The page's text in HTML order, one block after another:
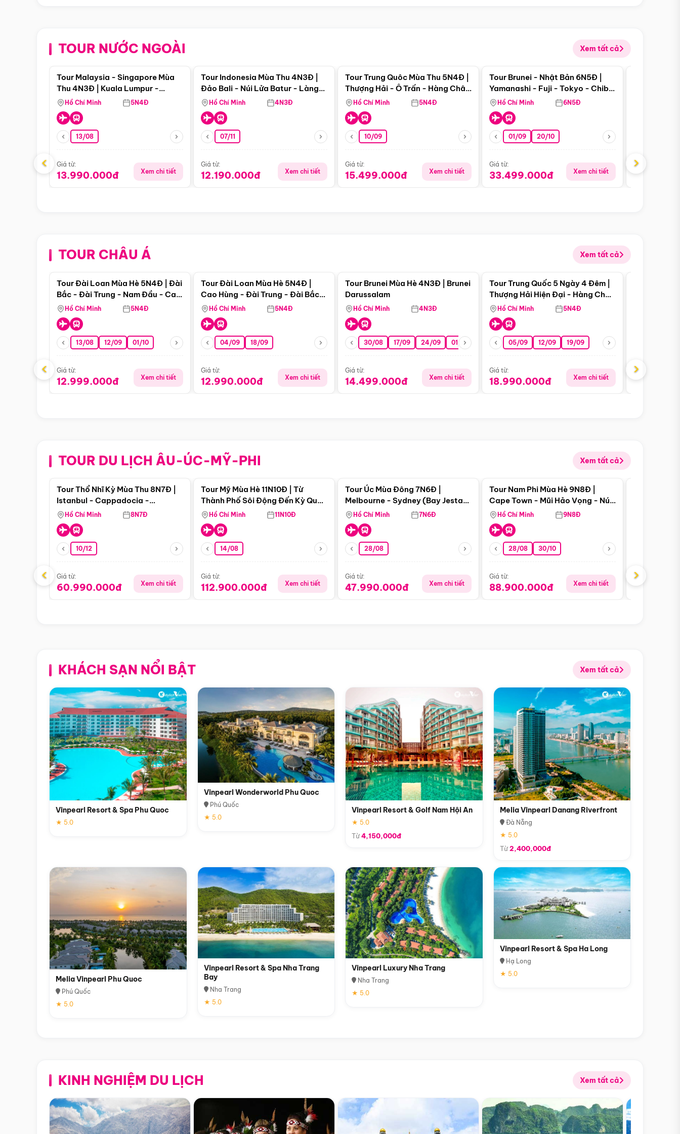
TOUR NƯỚC NGOÀI Xem tất cả
Điểm nổi bật
Tour Malaysia - Singapore Mùa
Thu 4N3Đ | Kuala Lumpur -
Malacca - Johor Baru -
Singapore
Hồ Chí Minh 5N4Đ
13/08
Giá từ:
13.990.000đ Xem chi tiết
Tour Indonesia Mùa Thu 4N3Đ |
Đảo Bali - Núi Lửa Batur - Làng
Penglipuran
Hồ Chí Minh 4N3Đ
07/11
Giá từ:
12.190.000đ Xem chi tiết
Tour Trung Quôc Mùa Thu 5N4Đ |
Thượng Hải - Ô Trấn - Hàng Châu
(Tour Không Shopping)
Hồ Chí Minh 5N4Đ
10/09
Giá từ:
15.499.000đ Xem chi tiết
Điểm nổi bật
Tour Brunei - Nhật Bản 6N5Đ |
Yamanashi - Fuji - Tokyo - Chiba
- Freeday
Hồ Chí Minh 6N5Đ
01/09 20/10
Giá từ:
33.499.000đ Xem chi tiết
Giá từ:
‹ ›
TOUR CHÂU Á Xem tất cả
Điểm nổi bật
Tour Đài Loan Mùa Hè 5N4Đ | Đài
Bắc - Đài Trung - Nam Đầu - Cao
Hùng ( Bay Vn)
Hồ Chí Minh 5N4Đ
13/08 12/09 01/10
Giá từ:
12.999.000đ Xem chi tiết
Tour Đài Loan Mùa Hè 5N4Đ |
Cao Hùng - Đài Trung - Đài Bắc
(Bay Vj)
Hồ Chí Minh 5N4Đ
04/09 18/09
Giá từ:
12.990.000đ Xem chi tiết
Tour Brunei Mùa Hè 4N3Đ | Brunei
Darussalam
Hồ Chí Minh 4N3Đ
30/08 17/09 24/09 01/10 15/10 29/10
Giá từ:
14.499.000đ Xem chi tiết
Điểm nổi bật
Tour Trung Quốc 5 Ngày 4 Đêm |
Thượng Hải Hiện Đại - Hàng Châu
Nên Thơ - Ô Trấn Cổ Kính
Hồ Chí Minh 5N4Đ
05/09 12/09 19/09
Giá từ:
18.990.000đ Xem chi tiết
Giá từ:
‹ ›
TOUR DU LỊCH ÂU-ÚC-MỸ-PHI Xem tất cả
Điểm nổi bật
Tour Thổ Nhĩ Kỳ Mùa Thu 8N7Đ |
Istanbul - Cappadocia -
Pamukkale
Hồ Chí Minh 8N7Đ
10/12
Giá từ:
60.990.000đ Xem chi tiết
Tour Mỹ Mùa Hè 11N10Đ | Từ
Thành Phố Sôi Động Đến Kỳ Quan
Thiên Nhiên Mỹ
Hồ Chí Minh 11N10Đ
14/08
Giá từ:
112.900.000đ Xem chi tiết
Tour Úc Mùa Đông 7N6Đ |
Melbourne - Sydney (Bay Jestar
Airways)
Hồ Chí Minh 7N6Đ
28/08
Giá từ:
47.990.000đ Xem chi tiết
Điểm nổi bật
Tour Nam Phi Mùa Hè 9N8Đ |
Cape Town - Mũi Hảo Vọng - Núi
Bàn - Johannesburg - Pretoria -
Safari - Lodge
Hồ Chí Minh 9N8Đ
28/08 30/10
Giá từ:
88.900.000đ Xem chi tiết
Giá từ:
‹ ›
KHÁCH SẠN NỔI BẬT Xem tất cả
Vinpearl Resort & Spa Phu Quoc
★ 5.0
Vinpearl Wonderworld Phu Quoc
Phú Quốc
★ 5.0
Vinpearl Resort & Golf Nam Hội An
★ 5.0
Từ4,150,000đ
Melia Vinpearl Danang Riverfront
Đà Nẵng
★ 5.0
Từ2,400,000đ
Melia Vinpearl Phu Quoc
Phú Quốc
★ 5.0
Vinpearl Resort & Spa Nha Trang
Bay
Nha Trang
★ 5.0
Vinpearl Luxury Nha Trang
Nha Trang
★ 5.0
Vinpearl Resort & Spa Ha Long
Hạ Long
★ 5.0
KINH NGHIỆM DU LỊCH Xem tất cả